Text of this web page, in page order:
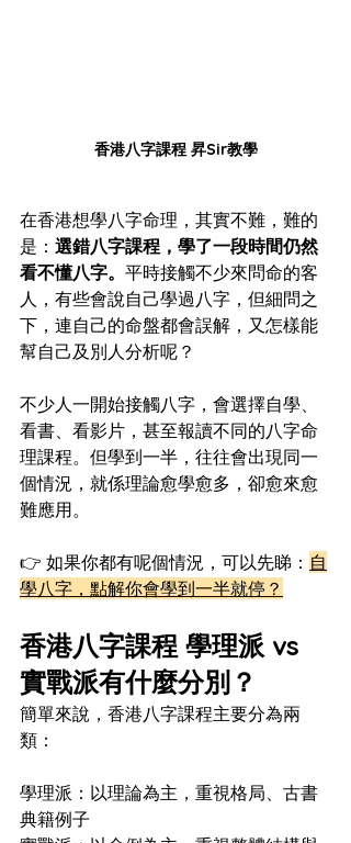
香港八字課程 昇Sir教學
在香港想學八字命理，其實不難，難的
是： 選錯八字課程，學了一段時間仍然
看不懂八字。 平時接觸不少來問命的客
人，有些會說自己學過八字，但細問之
下，連自己的命盤都會誤解，又怎樣能
幫自己及別人分析呢？
不少人一開始接觸八字，會選擇自學、
看書、看影片，甚至報讀不同的八字命
理課程。但學到一半，往往會出現同一
個情況，就係理論愈學愈多，卻愈來愈
難應用。
👉 如果你都有呢個情況，可以先睇： 自
學八字，點解你會學到一半就停？
香港八字課程 學理派 vs
實戰派有什麼分別？
簡單來說，香港八字課程主要分為兩
類：
學理派：以理論為主，重視格局、古書
典籍例子